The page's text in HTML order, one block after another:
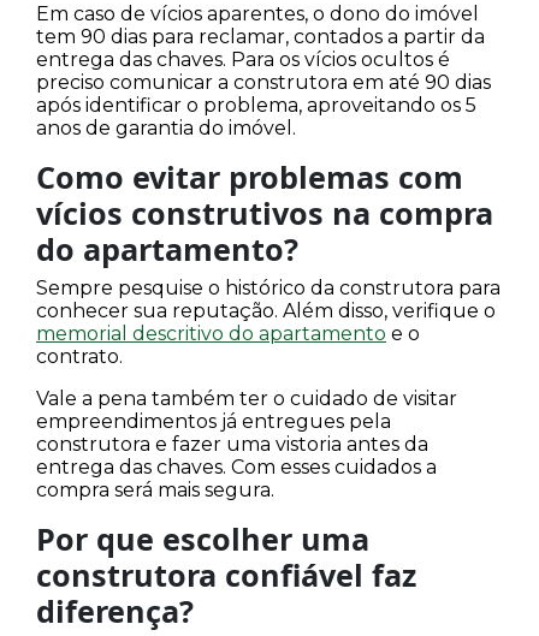
Em caso de vícios aparentes, o dono do imóvel
tem 90 dias para reclamar, contados a partir da
entrega das chaves. Para os vícios ocultos é
preciso comunicar a construtora em até 90 dias
após identificar o problema, aproveitando os 5
anos de garantia do imóvel.
Como evitar problemas com
vícios construtivos na compra
do apartamento?
Sempre pesquise o histórico da construtora para
conhecer sua reputação. Além disso, verifique o
memorial descritivo do apartamento e o
contrato.
Vale a pena também ter o cuidado de visitar
empreendimentos já entregues pela
construtora e fazer uma vistoria antes da
entrega das chaves. Com esses cuidados a
compra será mais segura.
Por que escolher uma
construtora confiável faz
diferença?